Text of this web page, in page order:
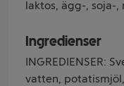
laktos, ägg-, soja-
Ingredienser
INGREDIENSER:
vatten,